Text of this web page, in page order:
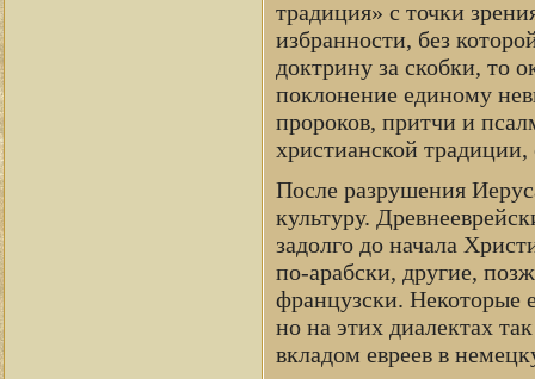
традиция» с точки
избранности, без
доктрину за скобки, то
поклонение единому
пророков, притчи и
христианской
После разрушения
культуру.
задолго до начала
по-арабски, другие,
французски. Некоторые
но на этих диалектах
вкладом евреев в